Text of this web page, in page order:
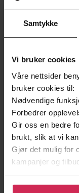
Samtykke
Vi bruker cookies
Våre nettsider
bruker cookies til:
Nødvendige
Forbedrer
Gir oss en bedre
brukt, slik at vi
Gjør det mulig for
kampanjer og
Klikk på «Godta
199,-
Minnesota
Jo